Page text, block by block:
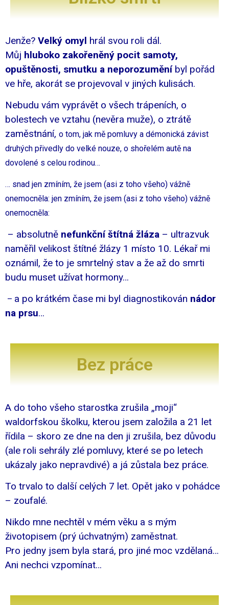
Jenže? Velký omyl hrál svou roli dál.
Můj hluboko zakořeněný pocit samoty,
opuštěnosti, smutku a neporozuměníbyl pořád
ve hře, akorát se projevoval v jiných kulisách.
Nebudu vám vyprávět o všech trápeních, o
bolestech ve vztahu (nevěra muže), o ztrátě
zaměstnání, o tom, jak mě pomluvy a démonická závist
druhých přivedly do velké nouze, o shořelém autě na
dovolené s celou rodinou…
… snad jen zmíním, že jsem (asi z toho všeho) vážně
onemocněla: jen zmíním, že jsem (asi z toho všeho) vážně
onemocněla:
– absolutně nefunkční štítná žláza – ultrazvuk
naměřil velikost štítné žlázy 1 místo 10. Lékař mi
oznámil, že to je smrtelný stav a že až do smrti
budu muset užívat hormony…
– a po krátkém čase mi byl diagnostikován nádor
na prsu…
Bez práce
A do toho všeho starostka zrušila „moji“
waldorfskou školku, kterou jsem založila a 21 let
řídila – skoro ze dne na den ji zrušila, bez důvodu
(ale roli sehrály zlé pomluvy, které se po letech
ukázaly jako nepravdivé) a já zůstala bez práce.
To trvalo to další celých 7 let. Opět jako v pohádce
– zoufalé.
Nikdo mne nechtěl v mém věku a s mým
životopisem (prý úchvatným) zaměstnat.
Pro jedny jsem byla stará, pro jiné moc vzdělaná…
Ani nechci vzpomínat…